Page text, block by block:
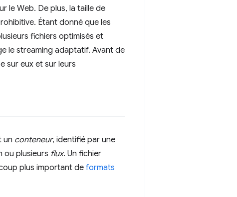
le Web. De plus, la taille de
Étant donné que les
fichiers optimisés et
le streaming adaptatif. Avant de
sur eux et sur leurs
un conteneur, identifié par une
ou plusieurs flux. Un fichier
plus important de formats